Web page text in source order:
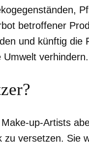
betroffener
und künftig die
Umwelt verhindern.
up-Artists
versetzen. Sie